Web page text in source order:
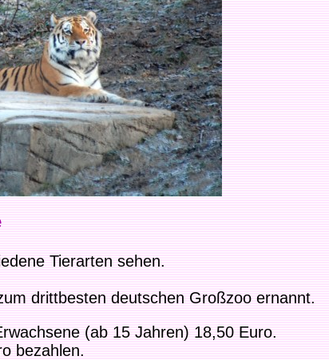
Tierarten sehen.
drittbesten deutschen Großzoo ernannt.
(ab 15 Jahren) 18,50 Euro.
bezahlen.